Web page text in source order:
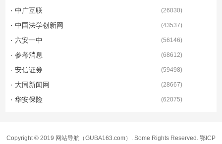
· 中广互联 (26030)
· 中国法学创新网 (43537)
· 六安一中 (56146)
· 参考消息 (68612)
· 安信证券 (59498)
· 大同新闻网 (28667)
· 华安保险 (62075)
Copyright © 2019 网站导航 （GUBA163.com）. Some Rights Reserved. 鄂ICP